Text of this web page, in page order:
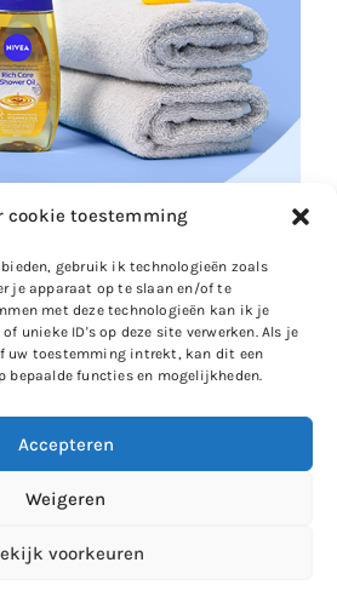
cookie toestemming
gebruik ik technologieën zoals
je apparaat op te slaan en/of te
met deze technologieën kan ik je
unieke ID's op deze site verwerken. Als je
uw toestemming intrekt, kan dit een
bepaalde functies en mogelijkheden.
Accepteren
Weigeren
voorkeuren
Iloon